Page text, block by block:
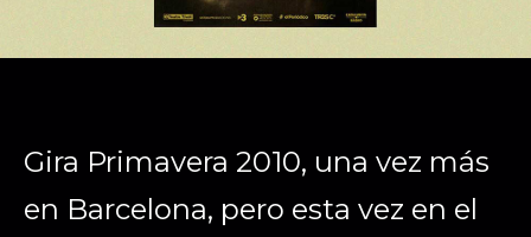
Gira Primavera 2010, una vez más
en Barcelona, pero esta vez en el